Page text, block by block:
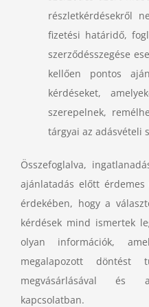
részletkérdésekről
fizetési határidő,
szerződésszegése
kellően pontos
kérdéseket,
szerepelnek,
tárgyai az adásvételi
Összefoglalva,
ajánlatadás előtt
érdekében, hogy a
kérdések mind ismertek
olyan információk,
megalapozott
megvásárlásával és
kapcsolatban.